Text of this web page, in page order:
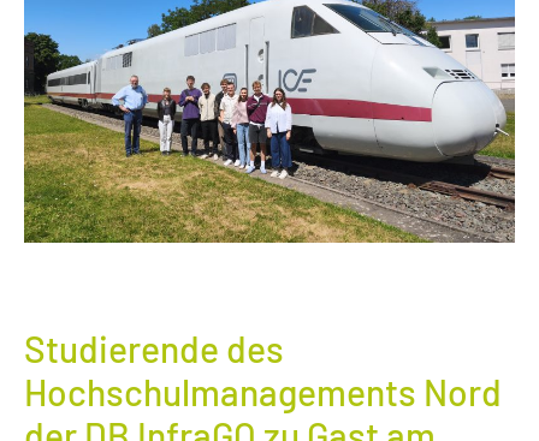
Studierende des
Hochschulmanagements Nord